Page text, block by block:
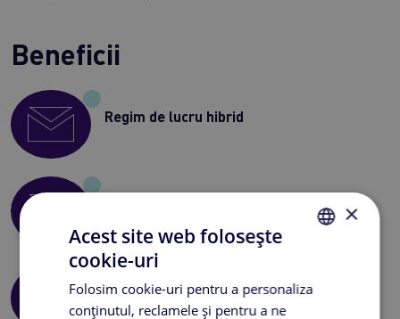
Beneficii
Regim de lucru hibrid
Abonament servicii medicale Medlife
ENGLISH
×
Acest site web folosește
cookie-uri
Folosim cookie-uri pentru a personaliza
conținutul, reclamele și pentru a ne